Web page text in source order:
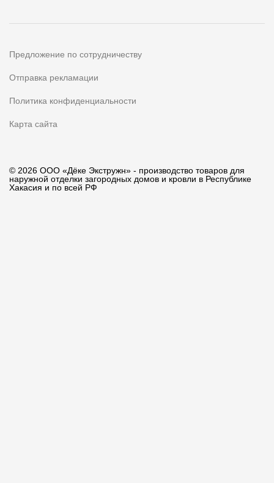
Предложение по сотрудничеству
Отправка рекламации
Политика конфиденциальности
Карта сайта
© 2026 ООО «Дёке Экстружн» - производство товаров для
наружной отделки загородных домов и кровли в Республике
Хакасия и по всей РФ